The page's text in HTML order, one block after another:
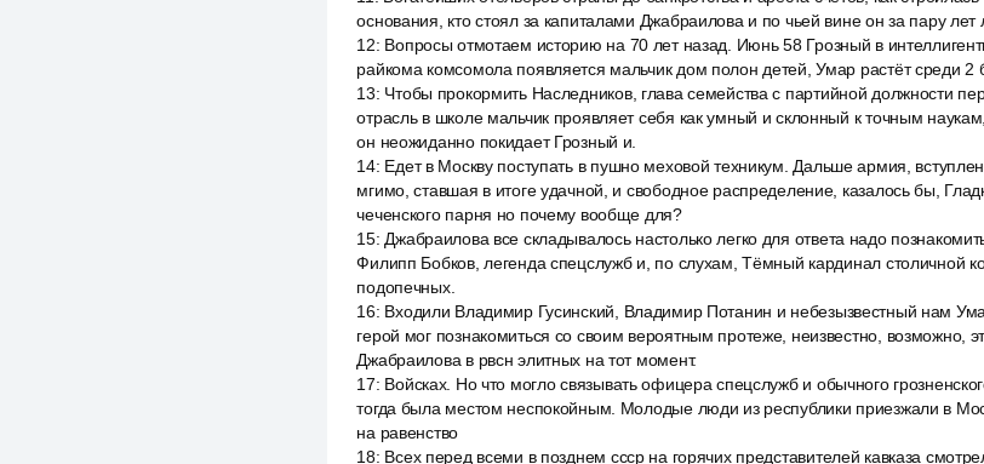
основания, кто стоял за капиталами Джабраилова и по чьей вине он за пару лет
12: Вопросы отмотаем историю на 70 лет назад. Июнь 58 Грозный в
райкома комсомола появляется мальчик дом полон детей, Умар растёт среди 2
13: Чтобы прокормить Наследников, глава семейства с партийной должности
отрасль в школе мальчик проявляет себя как умный и склонный к точным
он неожиданно покидает Грозный и.
14: Едет в Москву поступать в пушно меховой техникум. Дальше армия,
мгимо, ставшая в итоге удачной, и свободное распределение, казалось бы,
чеченского парня но почему вообще для?
15: Джабраилова все складывалось настолько легко для ответа надо
Филипп Бобков, легенда спецслужб и, по слухам, Тёмный кардинал столичной
подопечных.
16: Входили Владимир Гусинский, Владимир Потанин и небезызвестный нам
герой мог познакомиться со своим вероятным протеже, неизвестно, возможно,
Джабраилова в рвсн элитных на тот момент.
17: Войсках. Но что могло связывать офицера спецслужб и обычного
тогда была местом неспокойным. Молодые люди из республики приезжали в
на равенство
18: Всех перед всеми в позднем ссср на горячих представителей кавказа